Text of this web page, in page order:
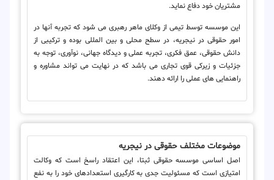
مشتریان خود دفاع نماید.
این موسسه توسط تیمی از وکلای ماهر رهبری می شود که تجربه آنها در
امور حقوقی در نیجریه، در سطح محلی و بین المللی بوده و ترکیبی از
دانش حقوقی، عمق فکری، تجربه عملی و دیدگاه جهانی، نوآوری، توجه به
جزئیات و زیرکی قوی تجاری می باشد که در نهایت می تواند مشاوره و
راهنمایی های عملی را ارائه دهند.
موضوعات مختلف حقوقی در نیجریه
اصل اساسی موسسه حقوقی ثبتا، این اعتقاد راسخ است که وکالت
امتیازی است که مسئولیت جدی به کارگیری استعدادهای خود را به نفع